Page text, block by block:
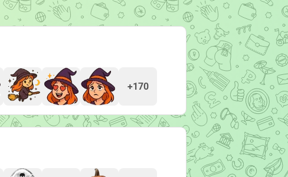
+170